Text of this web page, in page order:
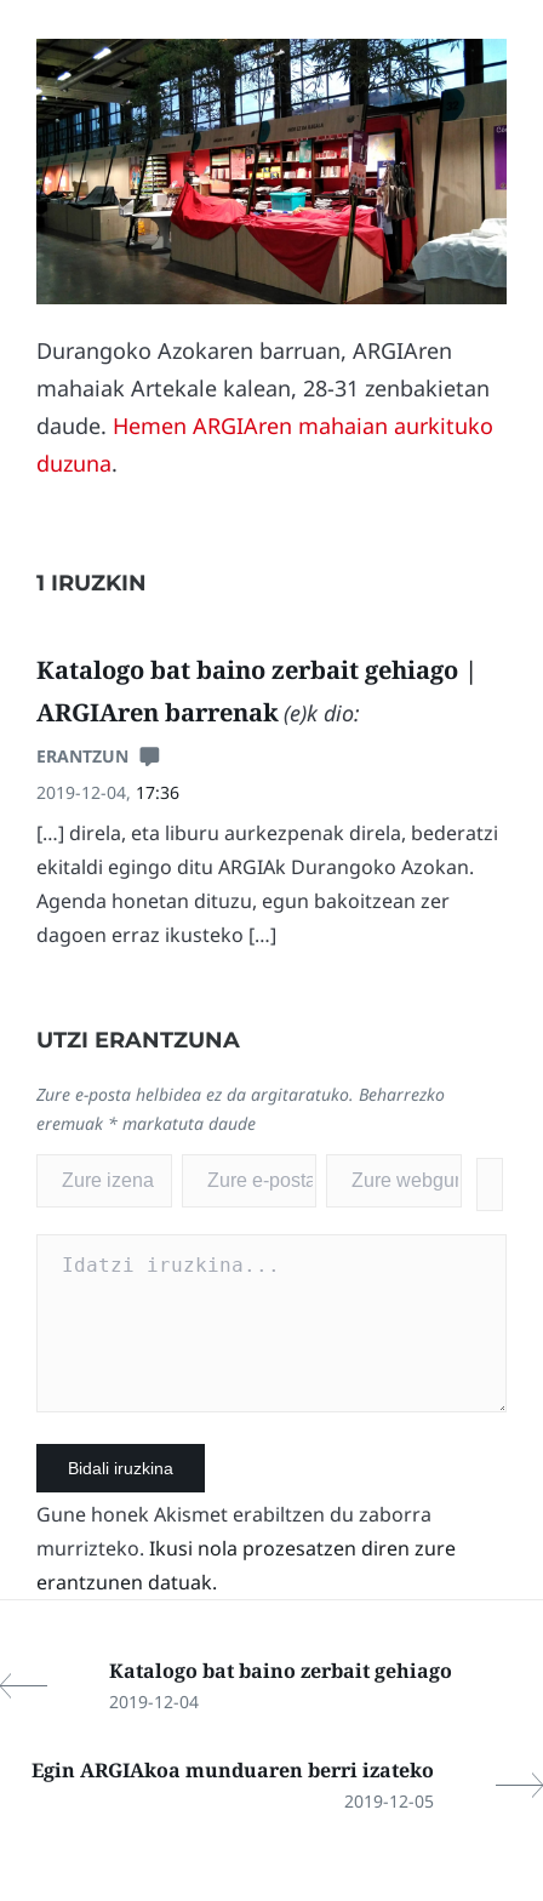
Durangoko Azokaren barruan, ARGIAren
mahaiak Artekale kalean, 28-31 zenbakietan
daude. Hemen ARGIAren mahaian aurkituko
duzuna.
1 IRUZKIN
Katalogo bat baino zerbait gehiago |
ARGIAren barrenak(e)k dio:
ERANTZUN
2019-12-04, 17:36
[…] direla, eta liburu aurkezpenak direla, bederatzi
ekitaldi egingo ditu ARGIAk Durangoko Azokan.
Agenda honetan dituzu, egun bakoitzean zer
dagoen erraz ikusteko […]
UTZI ERANTZUNA
Zure e-posta helbidea ez da argitaratuko. Beharrezko
eremuak * markatuta daude
Gune honek Akismet erabiltzen du zaborra
murrizteko. Ikusi nola prozesatzen diren zure
erantzunen datuak.
Katalogo bat baino zerbait gehiago
2019-12-04
Egin ARGIAkoa munduaren berri izateko
2019-12-05